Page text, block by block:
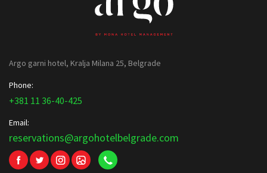
Argo garni hotel, Kralja Milana 25, Belgrade
Phone:
+381 11 36-40-425
Email:
reservations@argohotelbelgrade.com